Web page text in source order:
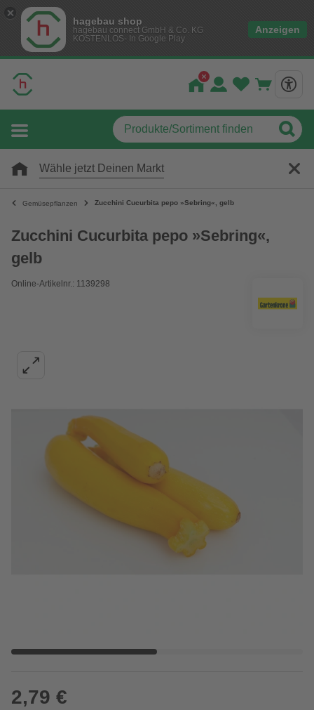
hagebau shop
hagebau connect GmbH & Co. KG
KOSTENLOS- In Google Play
Anzeigen
Wähle jetzt Deinen Markt
Gemüsepflanzen Zucchini Cucurbita pepo »Sebring«, gelb
Zucchini Cucurbita pepo »Sebring«,
gelb
Online-Artikelnr.: 1139298
2,79 €